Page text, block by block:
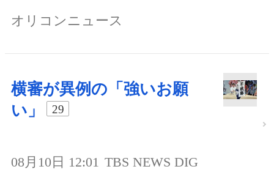
オリコンニュース
横審が異例の「強いお願
い」
29
08月10日 12:01 TBS NEWS DIG